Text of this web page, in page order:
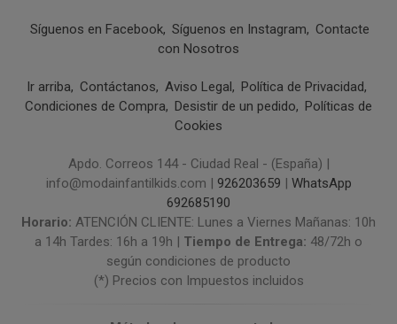
Síguenos en Facebook Síguenos en Instagram
Contacte
con Nosotros
Ir arriba Contáctanos Aviso Legal
Política de Privacidad
Condiciones de Compra
Desistir de un pedido
Políticas de
Cookies
Apdo. Correos 144 - Ciudad Real - (España) |
info@modainfantilkids.com | 926203659 | WhatsApp
692685190
Horario: ATENCIÓN CLIENTE: Lunes a Viernes Mañanas: 10h
a 14h Tardes: 16h a 19h | Tiempo de Entrega: 48/72h o
según condiciones de producto
(*) Precios con Impuestos incluidos